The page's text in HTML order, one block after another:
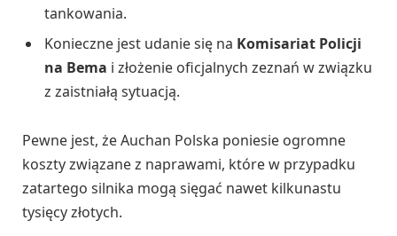
tankowania.
Konieczne jest udanie się na Komisariat Policji
na Bema i złożenie oficjalnych zeznań w związku
z zaistniałą sytuacją.
Pewne jest, że Auchan Polska poniesie ogromne
koszty związane z naprawami, które w przypadku
zatartego silnika mogą sięgać nawet kilkunastu
tysięcy złotych.